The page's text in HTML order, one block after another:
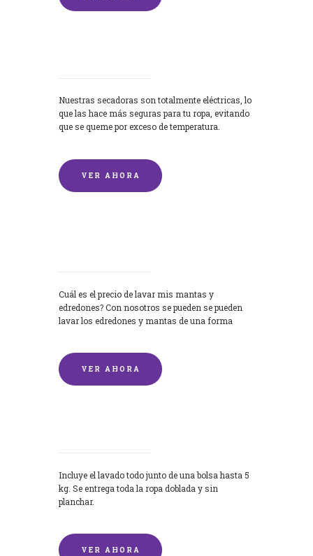
Nuestras secadoras son totalmente eléctricas, lo
que las hace más seguras para tu ropa, evitando
que se queme por exceso de temperatura.
VER AHORA
Cuál es el precio de lavar mis mantas y
edredones? Con nosotros se pueden se pueden
lavar los edredones y mantas de una forma
VER AHORA
Incluye el lavado todo junto de una bolsa hasta 5
kg. Se entrega toda la ropa doblada y sin
planchar.
VER AHORA